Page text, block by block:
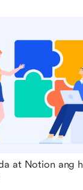
at Notion ang